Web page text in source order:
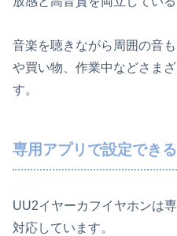
音楽を聴きながら周囲の音
や買い物、作業中などさま
す。
専用アプリで設定でき
UU2イヤーカフイヤホンは
対応しています。